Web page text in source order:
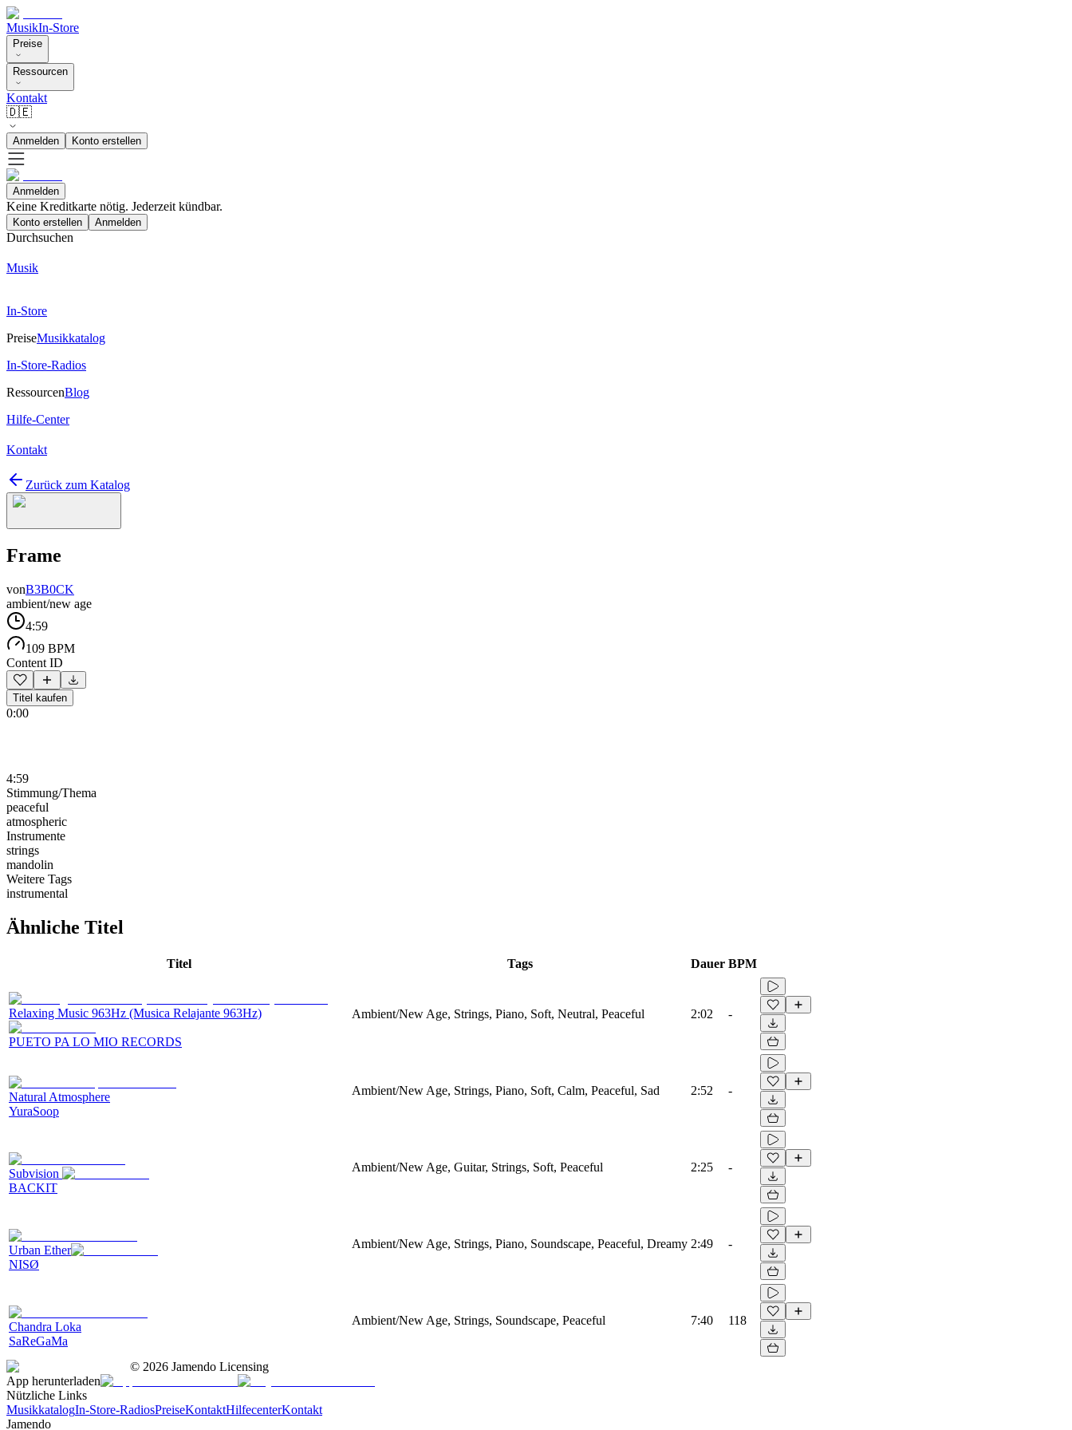
MusikIn-Store
Preise
Ressourcen
Kontakt
🇩🇪
Anmelden Konto erstellen
Anmelden
Keine Kreditkarte nötig. Jederzeit kündbar.
Konto erstellen Anmelden
Durchsuchen
Musik
In-Store
PreiseMusikkatalog
In-Store-Radios
RessourcenBlog
Hilfe-Center
Kontakt
Zurück zum Katalog
Frame
vonB3B0CK
ambient/new age
4:59
109 BPM
Content ID
Titel kaufen
0:00
4:59
Stimmung/Thema
peaceful
atmospheric
Instrumente
strings
mandolin
Weitere Tags
instrumental
Ähnliche Titel
Titel Tags Dauer BPM
Relaxing Music 963Hz (Musica Relajante 963Hz)
PUETO PA LO MIO RECORDS
Ambient/New Age, Strings, Piano, Soft, Neutral, Peaceful 2:02 -
Natural Atmosphere
YuraSoop
Ambient/New Age, Strings, Piano, Soft, Calm, Peaceful, Sad 2:52 -
Subvision
BACKIT
Ambient/New Age, Guitar, Strings, Soft, Peaceful 2:25 -
Urban Ether
NISØ
Ambient/New Age, Strings, Piano, Soundscape, Peaceful, Dreamy 2:49 -
Chandra Loka
SaReGaMa
Ambient/New Age, Strings, Soundscape, Peaceful 7:40 118
© 2026 Jamendo Licensing
App herunterladen
Nützliche Links
MusikkatalogIn-Store-RadiosPreiseKontaktHilfecenterKontakt
Jamendo